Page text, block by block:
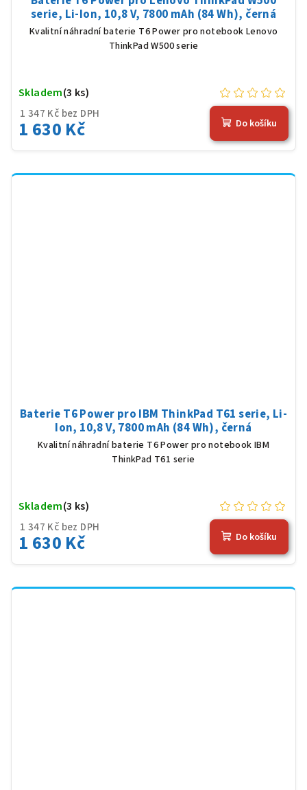
serie, Li-Ion, 10,8 V, 7800 mAh (84 Wh), černá
Kvalitní náhradní baterie T6 Power pro notebook Lenovo
ThinkPad W500 serie
1 347 Kč bez DPH
1 630 Kč
Skladem(3 ks)
Do košíku
Baterie T6 Power pro IBM ThinkPad T61 serie, Li-
Ion, 10,8 V, 7800 mAh (84 Wh), černá
Kvalitní náhradní baterie T6 Power pro notebook IBM
ThinkPad T61 serie
1 347 Kč bez DPH
1 630 Kč
Skladem(3 ks)
Do košíku